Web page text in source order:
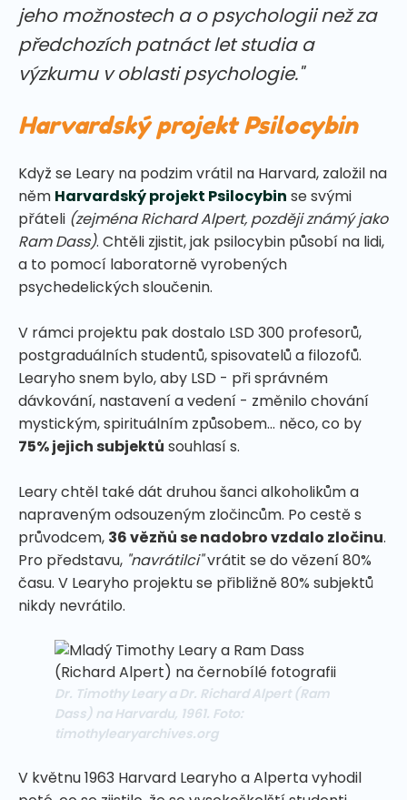
jeho možnostech a o psychologii než za
předchozích patnáct let studia a
výzkumu v oblasti psychologie."
Harvardský projekt Psilocybin
Když se Leary na podzim vrátil na Harvard, založil na
něm Harvardský projekt Psilocybin se svými
přáteli (zejména Richard Alpert, později známý jako
Ram Dass). Chtěli zjistit, jak psilocybin působí na lidi,
a to pomocí laboratorně vyrobených
psychedelických sloučenin.
V rámci projektu pak dostalo LSD 300 profesorů,
postgraduálních studentů, spisovatelů a filozofů.
Learyho snem bylo, aby LSD - při správném
dávkování, nastavení a vedení - změnilo chování
mystickým, spirituálním způsobem... něco, co by
75% jejich subjektů souhlasí s.
Leary chtěl také dát druhou šanci alkoholikům a
napraveným odsouzeným zločincům. Po cestě s
průvodcem, 36 vězňů se nadobro vzdalo zločinu.
Pro představu, "navrátilci"vrátit se do vězení 80%
času. V Learyho projektu se přibližně 80% subjektů
nikdy nevrátilo.
Dr. Timothy Leary a Dr. Richard Alpert (Ram
Dass) na Harvardu, 1961. Foto:
timothylearyarchives.org
V květnu 1963 Harvard Learyho a Alperta vyhodil